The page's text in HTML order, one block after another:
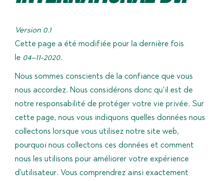
Version 0.1
Cette page a été modifiée pour la dernière fois
le 04–11-2020.
Nous sommes conscients de la confiance que vous
nous accordez. Nous considérons donc qu’il est de
notre responsabilité de protéger votre vie privée. Sur
cette page, nous vous indiquons quelles données nous
collectons lorsque vous utilisez notre site web,
pourquoi nous collectons ces données et comment
nous les utilisons pour améliorer votre expérience
d’utilisateur. Vous comprendrez ainsi exactement